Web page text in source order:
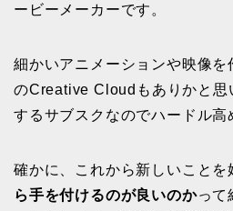
ービーメーカーです。
細かいアニメーションや映像
のCreative Cloudもありかと思
するサブスクなのでハードル高
確かに、これから新しいことを
ら手を付けるのが良いのかって